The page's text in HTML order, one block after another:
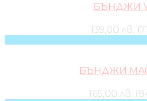
БЪНДЖИ
139,00 лв.
БЪНДЖИ
165,00 лв.